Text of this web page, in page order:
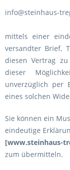
info@steinhaus-
mittels einer
versandter Brief,
diesen Vertrag
dieser
unverzüglich per
eines solchen
Sie können ein
eindeutige
[www.steinhaus-
zum übermitteln.